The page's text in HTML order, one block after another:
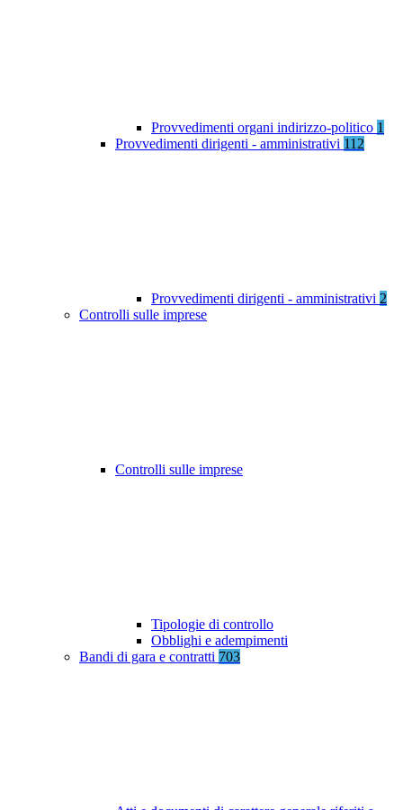
Provvedimenti organi indirizzo-politico 1
Provvedimenti dirigenti - amministrativi 112
Provvedimenti dirigenti - amministrativi 2
Controlli sulle imprese
Controlli sulle imprese
Tipologie di controllo
Obblighi e adempimenti
Bandi di gara e contratti 703